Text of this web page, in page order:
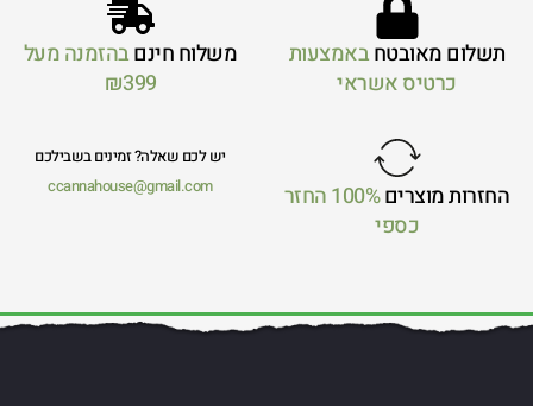
תשלום מאובטחבאמצעות
כרטיס אשראי
משלוח חינםבהזמנה מעל
₪399
החזרות מוצרים
100% החזר
כספי
יש לכם שאלה? זמינים בשבילכם
ccannahouse@gmail.com